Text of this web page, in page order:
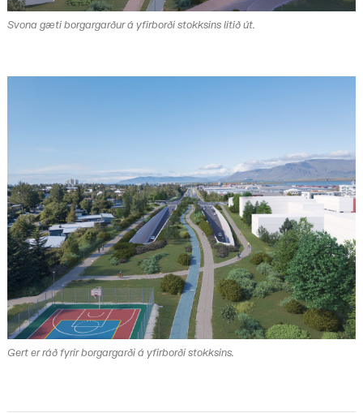
Svona gæti borgargarður á yfirborði stokksins litið út.
Gert er ráð fyrir borgargarði á yfirborði stokksins.